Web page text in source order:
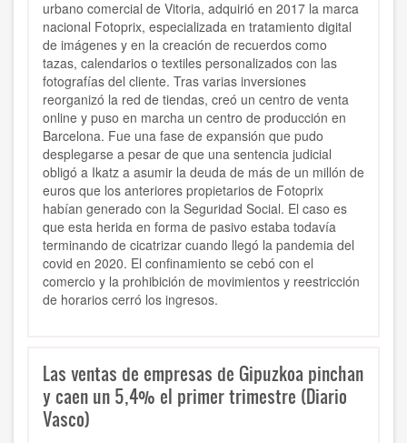
urbano comercial de Vitoria, adquirió en 2017 la marca
nacional Fotoprix, especializada en tratamiento digital
de imágenes y en la creación de recuerdos como
tazas, calendarios o textiles personalizados con las
fotografías del cliente. Tras varias inversiones
reorganizó la red de tiendas, creó un centro de venta
online y puso en marcha un centro de producción en
Barcelona. Fue una fase de expansión que pudo
desplegarse a pesar de que una sentencia judicial
obligó a Ikatz a asumir la deuda de más de un millón de
euros que los anteriores propietarios de Fotoprix
habían generado con la Seguridad Social. El caso es
que esta herida en forma de pasivo estaba todavía
terminando de cicatrizar cuando llegó la pandemia del
covid en 2020. El confinamiento se cebó con el
comercio y la prohibición de movimientos y reestricción
de horarios cerró los ingresos.
Las ventas de empresas de Gipuzkoa pinchan
y caen un 5,4% el primer trimestre (Diario
Vasco)